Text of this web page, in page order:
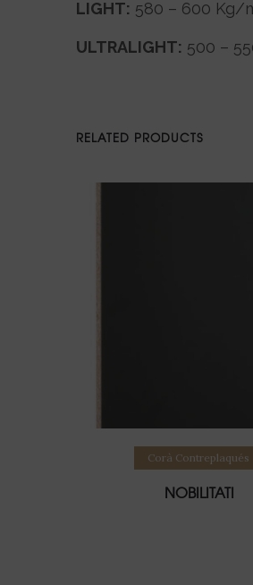
LIGHT: 580 – 600 Kg/
ULTRALIGHT: 500 –
RELATED PRODUCTS
Lire la suite
Corà Contreplaqués
NOBILITATI